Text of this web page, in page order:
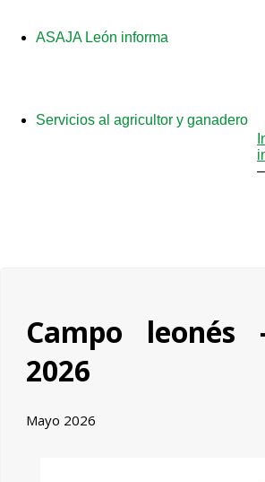
ASAJA León informa
Servicios al agricultor y ganadero
Campo leonés
2026
Mayo 2026